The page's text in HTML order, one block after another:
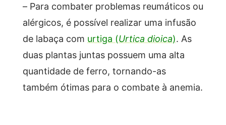
– Para combater problemas reumáticos ou
alérgicos, é possível realizar uma infusão
de labaça com urtiga (Urtica dioica). As
duas plantas juntas possuem uma alta
quantidade de ferro, tornando-as
também ótimas para o combate à anemia.